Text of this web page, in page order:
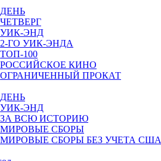
ДЕНЬ
ЧЕТВЕРГ
УИК-ЭНД
2-ГО УИК-ЭНДА
ТОП-100
РОССИЙСКОЕ КИНО
ОГРАНИЧЕННЫЙ ПРОКАТ
ДЕНЬ
УИК-ЭНД
ЗА ВСЮ ИСТОРИЮ
МИРОВЫЕ СБОРЫ
МИРОВЫЕ СБОРЫ БЕЗ УЧЕТА США